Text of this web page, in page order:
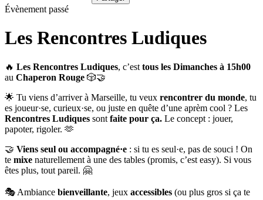
Évènement passé
Les Rencontres Ludiques
🔥 Les Rencontres Ludiques, c’est tous les Dimanches à 15h00
au Chaperon Rouge 🎲🤝
🌟 Tu viens d’arriver à Marseille, tu veux rencontrer du monde, tu
es joueur·se, curieux·se, ou juste en quête d’une aprèm cool ? Les
Rencontres Ludiques sont faite pour ça. Le concept : jouer,
papoter, rigoler. 🫶
🤝 Viens seul ou accompagné·e : si tu es seul·e, pas de souci ! On
te mixe naturellement à une des tables (promis, c’est easy). Si vous
êtes plus, tout pareil. 🤗
🎭 Ambiance bienveillante, jeux accessibles (ou plus gros si ça te